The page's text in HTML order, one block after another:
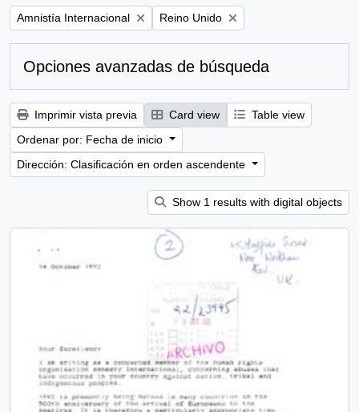
Remove filter:
Amnistía Internacional Remove filter:
Reino Unido
Opciones avanzadas de búsqueda
Imprimir vista previa Card view
Table view
Ordenar por: Fecha de inicio
Dirección: Clasificación en orden ascendente
Show 1 results with digital objects